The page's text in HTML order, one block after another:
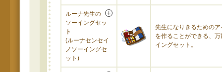
ルーナ先生の
ソーイングセッ
ト
(ルーナセンセイ
ノソーイングセ
ット)
先生になりきるためのア
を作ることができる、万
イングセット。